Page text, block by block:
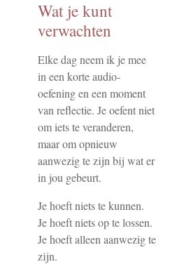
Wat je kunt
verwachten
Elke dag neem ik je mee
in een korte audio-
oefening en een moment
van reflectie. Je oefent niet
om iets te veranderen,
maar om opnieuw
aanwezig te zijn bij wat er
in jou gebeurt.
Je hoeft niets te kunnen.
Je hoeft niets op te lossen.
Je hoeft alleen aanwezig te
zijn.